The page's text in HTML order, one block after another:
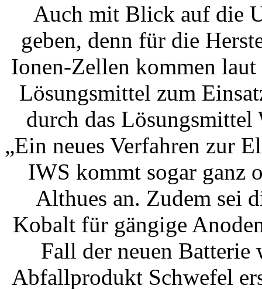
Auch mit Blick auf die
geben, denn für die
Ionen-Zellen kommen
Lösungsmittel zum
durch das Lösungsmittel
„Ein neues Verfahren zur
IWS kommt sogar ganz
Althues an. Zudem sei
Kobalt für gängige
Fall der neuen Batterie
Abfallprodukt Schwefel